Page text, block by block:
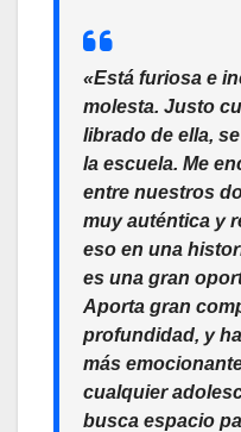
«Está furiosa e
molesta. Justo
librado de ella,
la escuela. Me
entre nuestros
muy auténtica y
eso en una
es una gran
Aporta gran
profundidad, y
más
cualquier
busca espacio